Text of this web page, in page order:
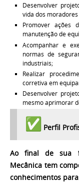
Desenvolver
vida dos
Promover ações
manutenção de
Acompanhar e
normas de
industriais;
Realizar
corretiva em
Desenvolver
mesmo aprimorar
Perfil
Ao final de sua
Mecânica tem
conhecimentos